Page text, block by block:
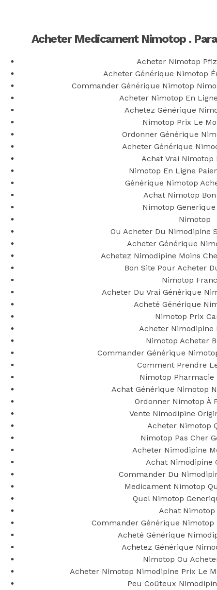
Search
for:
Achat
Nimotop En
France –
Acheter Medicament Nimotop .
Acheter Nimotop
Acheter Générique Nimotop
Commander Générique Nimotop
Acheter Nimotop En
Achetez Générique
Nimotop Prix Le
Ordonner Générique
Acheter Générique
Achat Vrai Nimotop
Nimotop En Ligne
Générique Nimotop
Achat Nimotop
Nimotop
Nimotop
Ou Acheter Du Nimodipine
Acheter Générique
Achetez Nimodipine Moins
Bon Site Pour Acheter
Nimotop
Acheter Du Vrai Générique
Acheté Générique
Nimotop Prix
Acheter Nimodipine
Nimotop Acheter
Commander Générique
Comment Prendre
Nimotop Pharmacie
Achat Générique Nimotop
Ordonner Nimotop À
Vente Nimodipine
Acheter Nimotop
Nimotop Pas Cher
Acheter Nimodipine
Achat Nimodipine
Commander Du
Medicament Nimotop
Quel Nimotop
Achat Nimotop
Commander Générique Nimotop
Acheté Générique
Achetez Générique
Nimotop Ou
Acheter Nimotop Nimodipine Prix Le
Peu Coûteux
You may also like
Les commandes privées et sécurisées.
Vardenafil France Pharmacie En Ligne
Achat Cialis Black 800mg Medicament France